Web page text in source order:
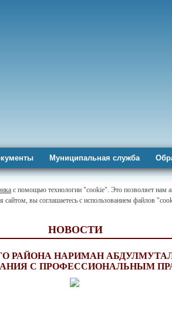
Муниципальная служба
с помощью технологии "cookie". Это позволяет нам
сайтом, вы соглашаетесь с использованием файлов
НОВОСТИ
РАЙОНА НАРИМАН
С ПРОФЕССИОНАЛЬНЫМ